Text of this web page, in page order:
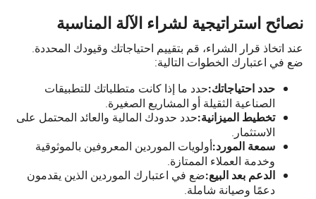
نصائح استراتيجية لشراء الآلة المناسبة
عند اتخاذ قرار الشراء، قم بتقييم احتياجاتك وقيودك المحددة.
ضع في اعتبارك الخطوات التالية:
حدد احتياجاتك:حدد ما إذا كانت متطلباتك للتطبيقات
الصناعية الثقيلة أو المشاريع الصغيرة.
تخطيط الميزانية:حدد حدودك المالية والعائد المحتمل على
الاستثمار.
سمعة المورد:أولويات الموردين المعروفين بالموثوقية
وخدمة العملاء الممتازة.
الدعم بعد البيع:ضع في اعتبارك الموردين الذين يقدمون
دعمًا وصيانة شاملة.